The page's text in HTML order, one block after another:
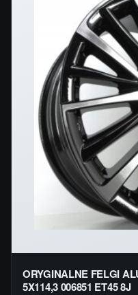
ORYGINALNE FELGI
5X114,3 006851 ET45 8J